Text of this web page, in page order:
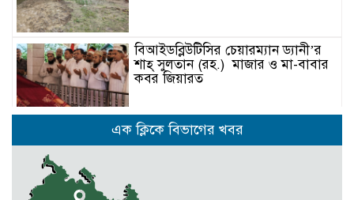
বিআইডব্লিউটিসির চেয়ারম্যান ড্যানী’র
শাহ্ সুলতান (রহ.) মাজার ও মা-বাবার
কবর জিয়ারত
কেন্দুয়ায় যুবলীগ নেতার লাইসেন্সে
বিএডিসির সার-বীজ বিক্রির অভিযোগ
এক ক্লিকে বিভাগের খবর